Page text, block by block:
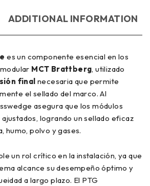
ADDITIONAL INFORMATION
es un componente esencial en los
MCT Brattberg, utilizado
final necesaria que permite
el sellado del marco. Al
asegura que los módulos
logrando un sellado eficaz
humo, polvo y gases.
un rol crítico en la instalación, ya que
alcance su desempeño óptimo y
a largo plazo. El PTG